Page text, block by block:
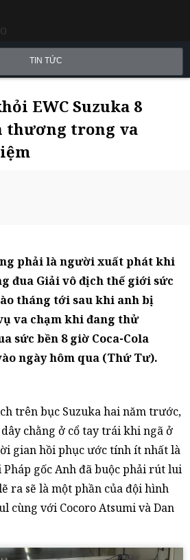
TIN TỨC
EWC Suzuka 8
thương trong va
phải là người xuất phát khi
đua Giải vô địch thế giới sức
tháng tới sau khi anh bị
va chạm khi đang thử
sức bền 8 giờ Coca-Cola
ngày hôm qua (Thứ Tư).
trên bục Suzuka hai năm trước,
chằng ở cổ tay trái khi ngã ở
gian hồi phục ước tính ít nhất là
gốc Anh đã buộc phải rút lui
ra sẽ là một phần của đội hình
cùng với Cocoro Atsumi và Dan